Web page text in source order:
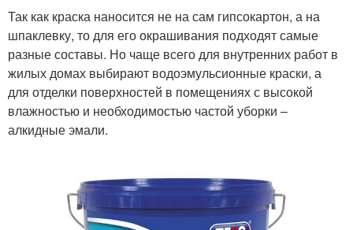
Так как краска наносится не на сам гипсокартон, а на
шпаклевку, то для его окрашивания подходят самые
разные составы. Но чаще всего для внутренних работ в
жилых домах выбирают водоэмульсионные краски, а
для отделки поверхностей в помещениях с высокой
влажностью и необходимостью частой уборки –
алкидные эмали.